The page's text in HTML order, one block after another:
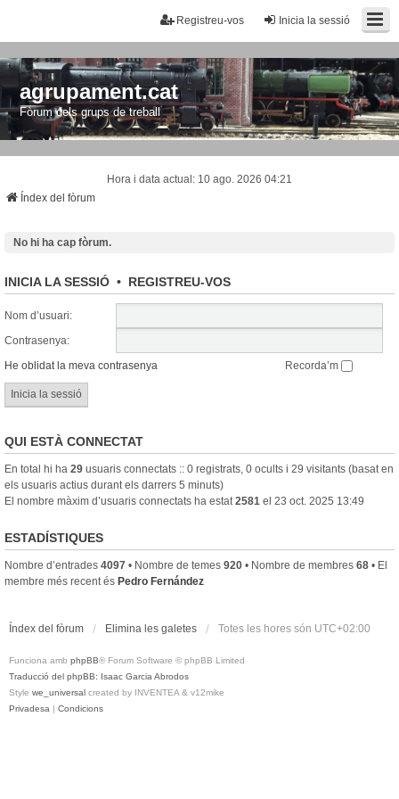
Inicia la sessió
Registreu-vos
agrupament.cat
Fòrum dels grups de treball
Hora i data actual: 10 ago. 2026 04:21
Índex del fòrum
No hi ha cap fòrum.
INICIA LA SESSIÓ • REGISTREU-VOS
Nom d’usuari:
Contrasenya:
He oblidat la meva contrasenya
Recorda’m
QUI ESTÀ CONNECTAT
En total hi ha 29 usuaris connectats :: 0 registrats, 0 ocults i 29 visitants (basat en
els usuaris actius durant els darrers 5 minuts)
El nombre màxim d’usuaris connectats ha estat 2581 el 23 oct. 2025 13:49
ESTADÍSTIQUES
Nombre d’entrades 4097 • Nombre de temes 920 • Nombre de membres 68 • El
membre més recent és Pedro Fernández
Índex del fòrum Elimina les galetes Totes les hores són UTC+02:00
Funciona amb phpBB® Forum Software © phpBB Limited
Traducció del phpBB: Isaac Garcia Abrodos
Style we_universal created by INVENTEA & v12mike
Privadesa | Condicions